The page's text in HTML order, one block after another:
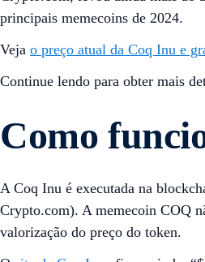
principais memecoins de 2024.
Veja o preço atual da Coq Inu e
Continue lendo para obter mais
Como
A Coq Inu é executada na
Crypto.com). A memecoin COQ
valorização do preço do token.